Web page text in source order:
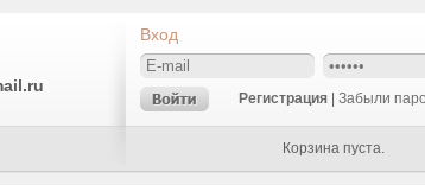
Вход
Регистрация Забыли
Корзина пуста.